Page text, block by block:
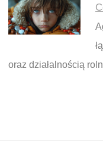
oraz działalnością